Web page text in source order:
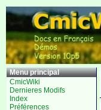
Menu principal
CmicWiki
Dernieres Modifs
Index
Préférences